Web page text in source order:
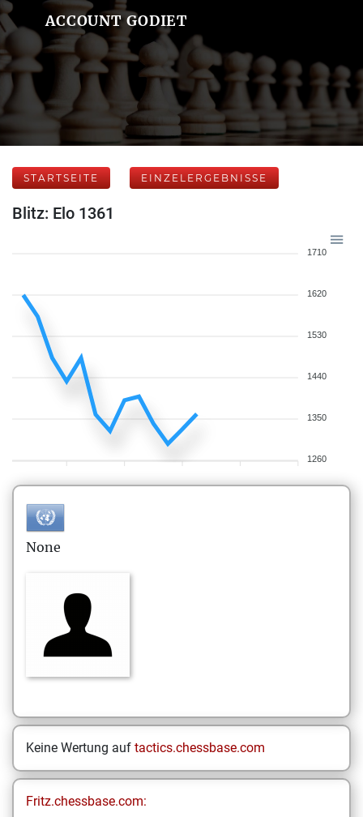
ACCOUNT GODIET
STARTSEITE EINZELERGEBNISSE
Blitz: Elo 1361
1710
1620
1530
1440
1350
1260
None
Keine Wertung auf tactics.chessbase.com
Fritz.chessbase.com: